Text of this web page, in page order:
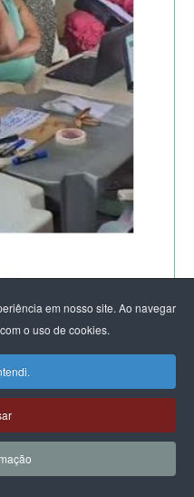
em nosso site. Ao navegar
o uso de cookies.